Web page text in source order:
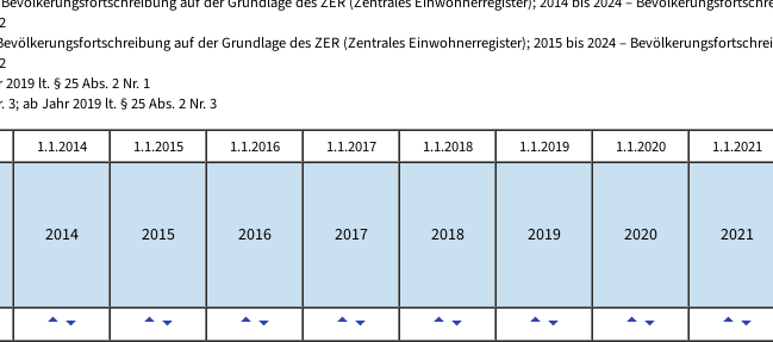
auf der Grundlage des ZER (Zentrales Einwohnerregister); 2015 bis 2024 –
lt. § 25 Abs. 2 Nr. 1
ab Jahr 2019 lt. § 25 Abs. 2 Nr. 3
1.1.2014 1.1.2015 1.1.2016 1.1.2017 1.1.2018 1.1.2019 1.1.2020 1.1.2021
2014 2015 2016 2017 2018 2019 2020 2021